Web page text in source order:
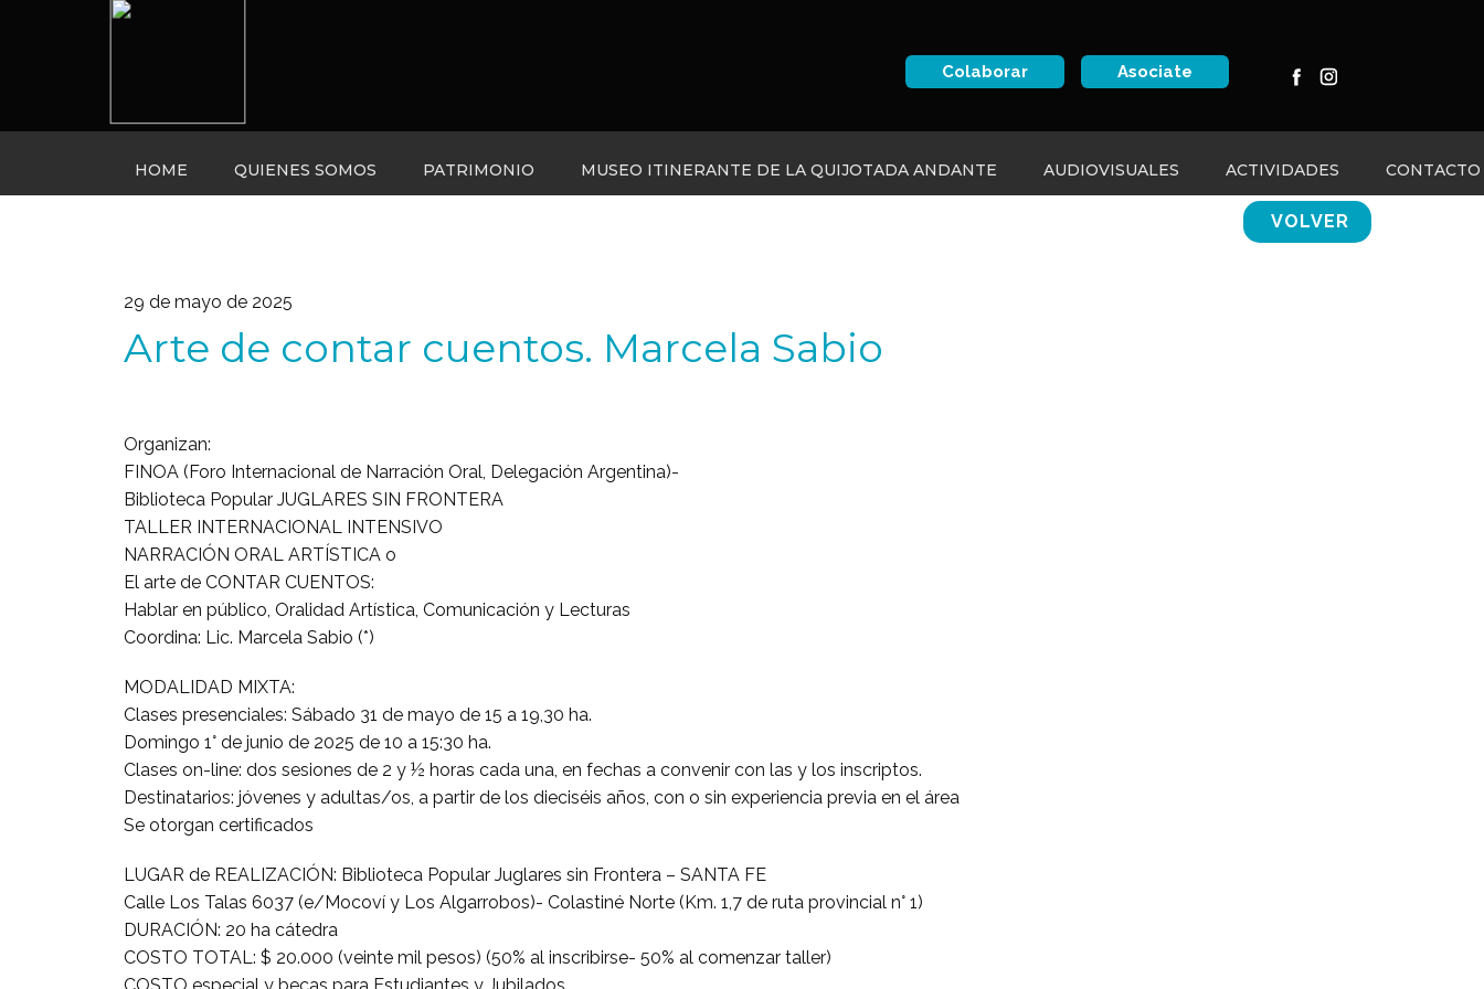
Colaborar Asociate
HOME QUIENES SOMOS PATRIMONIO MUSEO ITINERANTE DE LA QUIJOTADA ANDANTE AUDIOVISUALES ACTIVIDADES CONTACTO
VOLVER
29 de mayo de 2025
Arte de contar cuentos. Marcela Sabio
Organizan:
FINOA (Foro Internacional de Narración Oral, Delegación Argentina)-
Biblioteca Popular JUGLARES SIN FRONTERA
TALLER INTERNACIONAL INTENSIVO
NARRACIÓN ORAL ARTÍSTICA o
El arte de CONTAR CUENTOS:
Hablar en público, Oralidad Artística, Comunicación y Lecturas
Coordina: Lic. Marcela Sabio (*)
MODALIDAD MIXTA:
Clases presenciales: Sábado 31 de mayo de 15 a 19,30 ha.
Domingo 1° de junio de 2025 de 10 a 15:30 ha.
Clases on-line: dos sesiones de 2 y ½ horas cada una, en fechas a convenir con las y los inscriptos.
Destinatarios: jóvenes y adultas/os, a partir de los dieciséis años, con o sin experiencia previa en el área
Se otorgan certificados
LUGAR de REALIZACIÓN: Biblioteca Popular Juglares sin Frontera – SANTA FE
Calle Los Talas 6037 (e/Mocoví y Los Algarrobos)- Colastiné Norte (Km. 1,7 de ruta provincial n° 1)
DURACIÓN: 20 ha cátedra
COSTO TOTAL: $ 20.000 (veinte mil pesos) (50% al inscribirse- 50% al comenzar taller)